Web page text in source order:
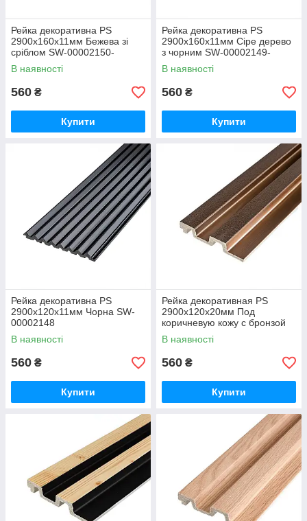
Рейка декоративна PS
2900х160х11мм Бежева зі
сріблом SW-00002150-
В наявності
560 ₴
Купити
Рейка декоративна PS
2900х160х11мм Сіре дерево
з чорним SW-00002149-
В наявності
560 ₴
Купити
Рейка декоративна PS
2900х120х11мм Чорна SW-
00002148
В наявності
560 ₴
Купити
Рейка декоративная PS
2900х120х20мм Под
коричневую кожу с бронзой
SW-00002147-
В наявності
560 ₴
Купити